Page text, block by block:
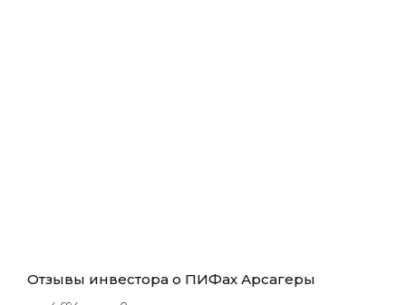
Отзывы инвестора о ПИФах Арсагеры